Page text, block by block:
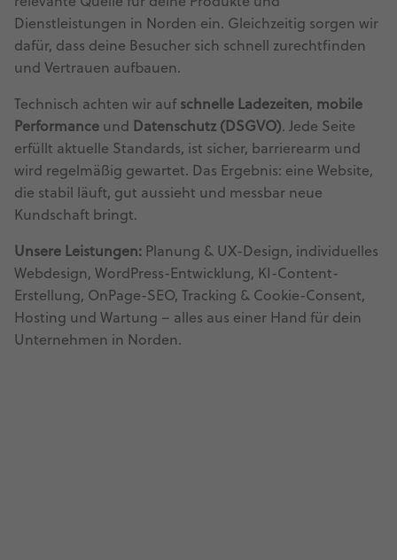
Dienstleistungen in Norden ein. Gleichzeitig sorgen wir
dafür, dass deine Besucher sich schnell zurechtfinden
und Vertrauen aufbauen.
Technisch achten wir auf schnelle Ladezeiten, mobile
Performance und Datenschutz (DSGVO). Jede Seite
erfüllt aktuelle Standards, ist sicher, barrierearm und
wird regelmäßig gewartet. Das Ergebnis: eine Website,
die stabil läuft, gut aussieht und messbar neue
Kundschaft bringt.
Unsere Leistungen: Planung & UX-Design, individuelles
Webdesign, WordPress-Entwicklung, KI-Content-
Erstellung, OnPage-SEO, Tracking & Cookie-Consent,
Hosting und Wartung – alles aus einer Hand für dein
Unternehmen in Norden.